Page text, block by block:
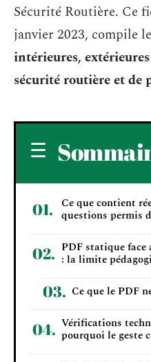
Sécurité Routière. Ce
janvier 2023, compile
intérieures,
sécurité routière et de
Ce que contient
questions permis
PDF statique
: la limite
Ce que le PDF
Vérifications
pourquoi le geste